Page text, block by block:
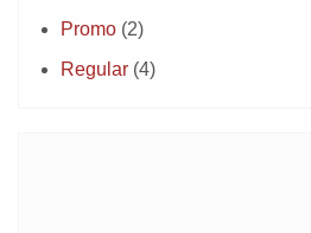
Promo (2)
Regular (4)